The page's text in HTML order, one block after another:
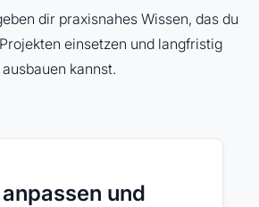
dir praxisnahes Wissen, das du
einsetzen und langfristig
ausbauen kannst.
und